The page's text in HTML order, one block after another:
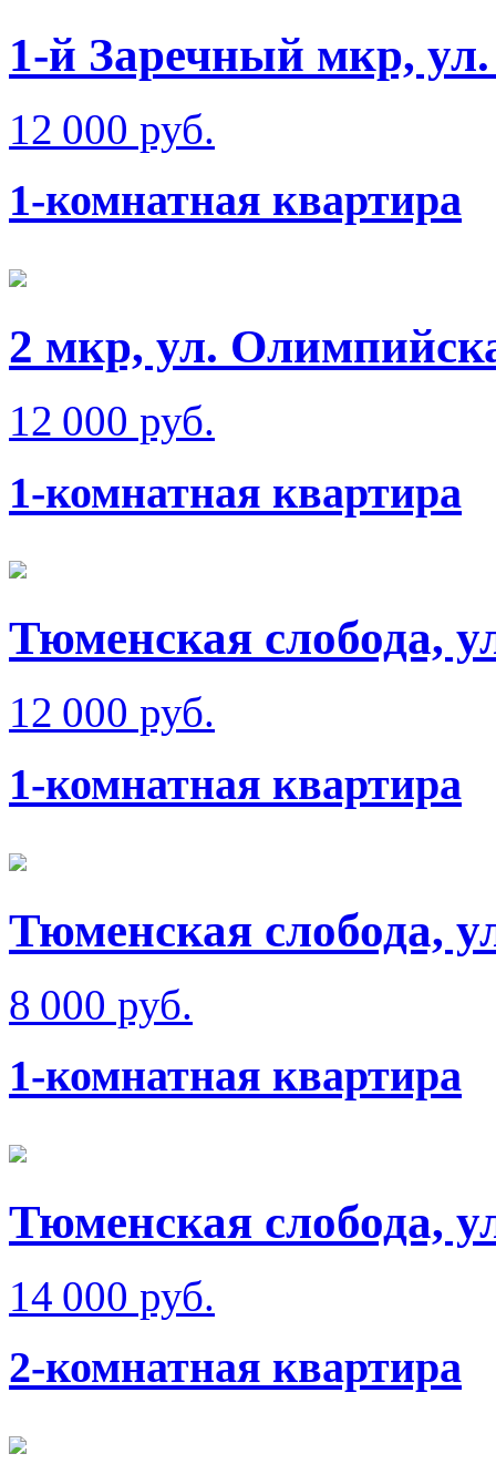
1-й Заречный мкр,
12 000 руб.
1-комнатная квартира
2 мкр, ул.
12 000 руб.
1-комнатная квартира
Тюменская слобода,
12 000 руб.
1-комнатная квартира
Тюменская слобода,
8 000 руб.
1-комнатная квартира
Тюменская слобода,
14 000 руб.
2-комнатная квартира